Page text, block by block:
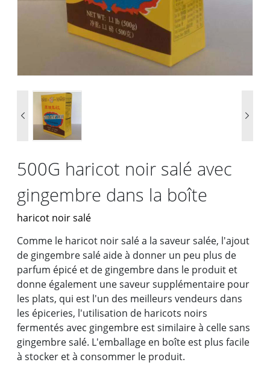
 
500G haricot noir salé avec
gingembre dans la boîte
haricot noir salé
Comme le haricot noir salé a la saveur salée, l'ajout
de gingembre salé aide à donner un peu plus de
parfum épicé et de gingembre dans le produit et
donne également une saveur supplémentaire pour
les plats, qui est l'un des meilleurs vendeurs dans
les épiceries, l'utilisation de haricots noirs
fermentés avec gingembre est similaire à celle sans
gingembre salé. L'emballage en boîte est plus facile
à stocker et à consommer le produit.